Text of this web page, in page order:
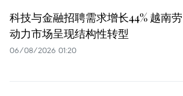
科技与金融招聘需求增长44% 越南劳
动力市场呈现结构性转型
06/08/2026 01:20